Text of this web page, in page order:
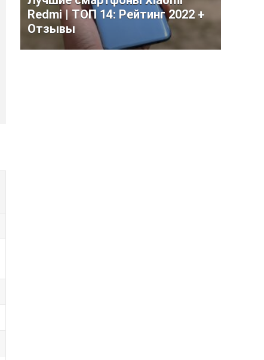
Redmi | ТОП 14: Рейтинг 2022 +
Отзывы